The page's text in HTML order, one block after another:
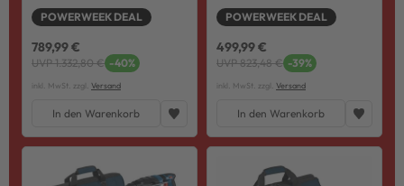
POWERWEEK DEAL
789,99 €
UVP 1.332,80 € -40%
inkl. MwSt. zzgl. Versand
In den Warenkorb
POWERWEEK DEAL
499,99 €
UVP 823,48 € -39%
inkl. MwSt. zzgl. Versand
In den Warenkorb